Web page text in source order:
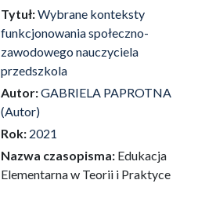
Tytuł:Wybrane konteksty
funkcjonowania społeczno-
zawodowego nauczyciela
przedszkola
Autor:GABRIELA PAPROTNA
(Autor)
Rok: 2021
Nazwa czasopisma: Edukacja
Elementarna w Teorii i Praktyce